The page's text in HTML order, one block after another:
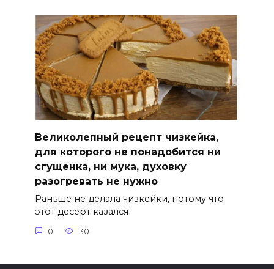
Великолепный рецепт чизкейка,
для которого не понадобится ни
сгущенка, ни мука, духовку
разогревать не нужно
Раньше не делала чизкейки, потому что
этот десерт казался
0 30